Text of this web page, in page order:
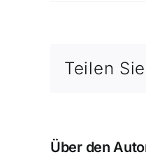
Teilen
Über den